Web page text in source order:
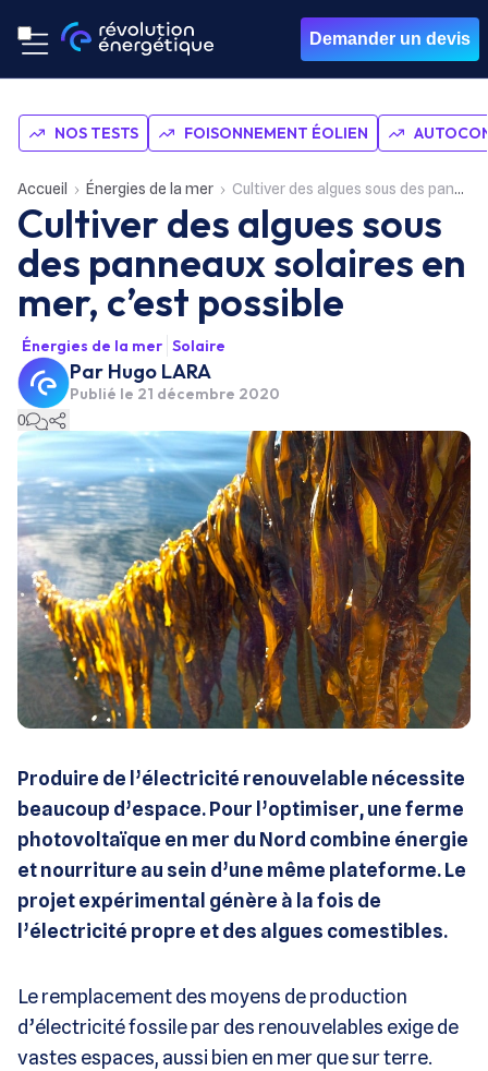
Demander un devis
NOS TESTS FOISONNEMENT ÉOLIEN
Accueil Énergies de la mer Cultiver des algues sous des panneaux solaires en mer, c’est possible
Cultiver des algues sous
des panneaux solaires en
mer, c’est possible
Énergies de la mer Solaire
Par Hugo LARA
Publié le 21 décembre 2020
0
Produire de l’électricité renouvelable nécessite
beaucoup d’espace. Pour l’optimiser, une ferme
photovoltaïque en mer du Nord combine énergie
et nourriture au sein d’une même plateforme. Le
projet expérimental génère à la fois de
l’électricité propre et des algues comestibles.
Le remplacement des moyens de production
d’électricité fossile par des renouvelables exige de
vastes espaces, aussi bien en mer que sur terre.